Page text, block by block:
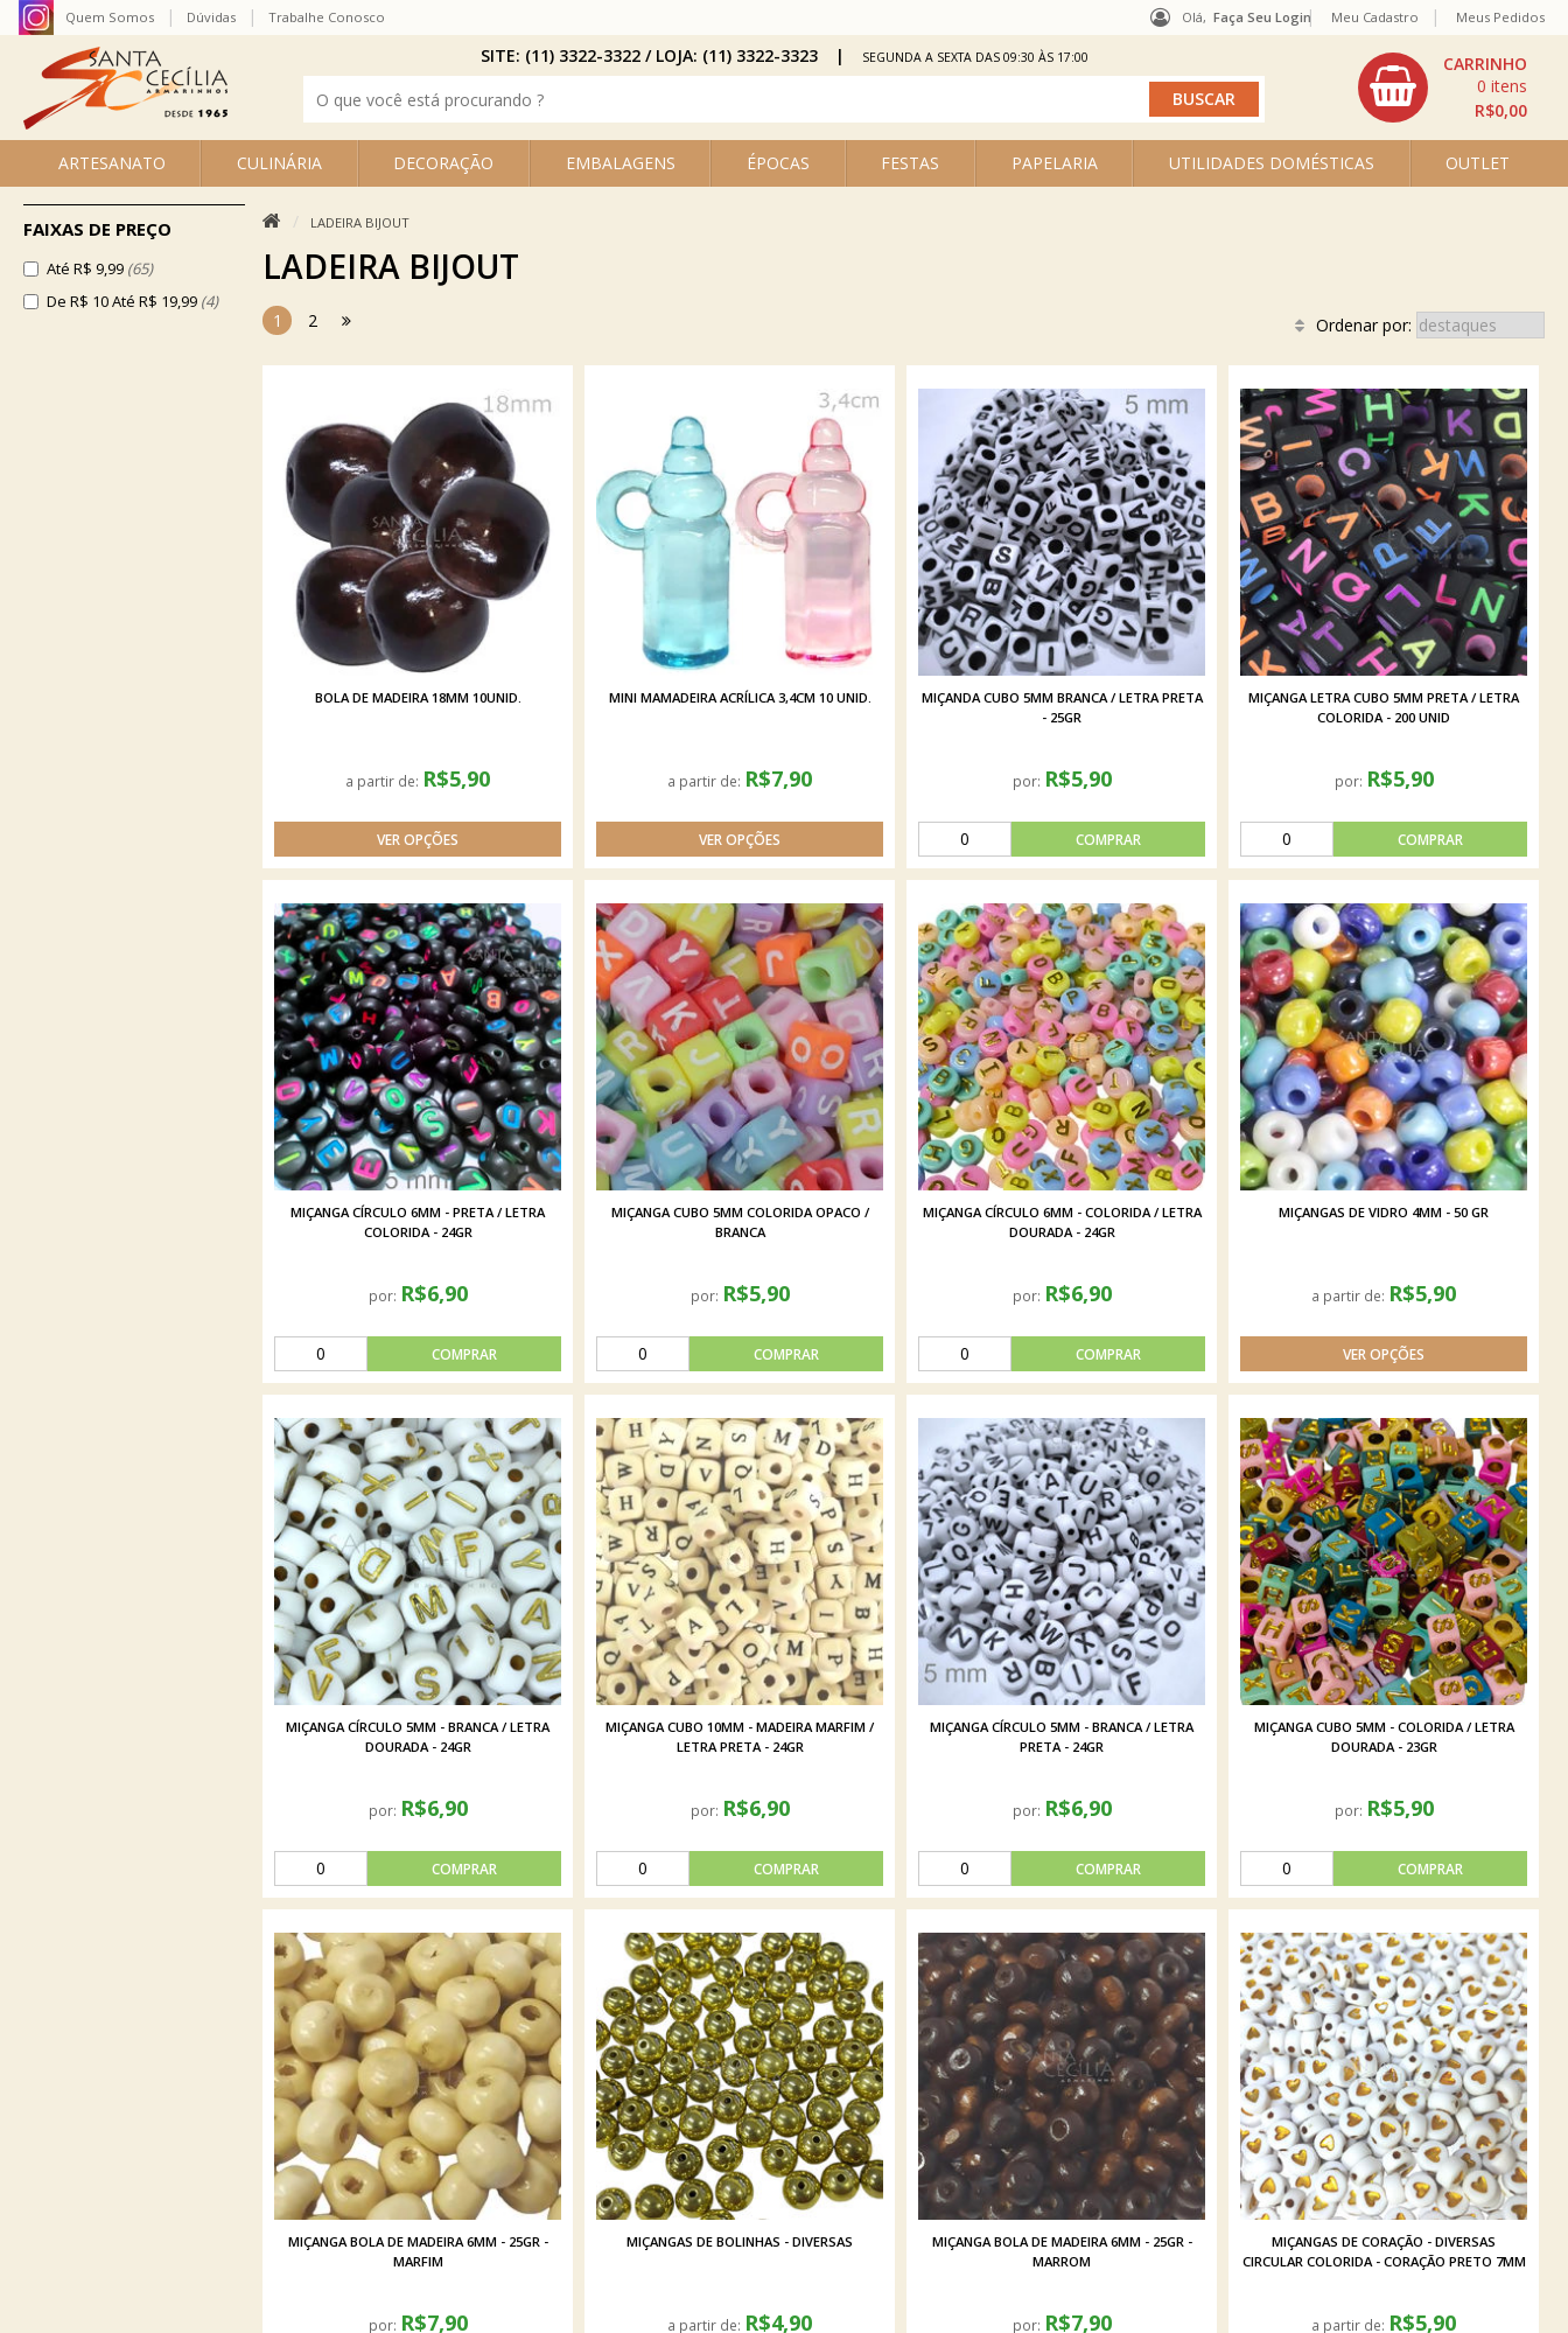
Olá, Faça Seu Login
ARTESANATO CULINÁRIA DECORAÇÃO EMBALAGENS ÉPOCAS FESTAS PAPELARIA UTILIDADES DOMÉSTICAS OUTLET
R$0,00
0
Quem Somos Dúvidas Trabalhe Conosco Meu Cadastro Meus Pedidos
SITE: (11) 3322-3322 / LOJA: (11) 3322-3323 SEGUNDA A SEXTA DAS 09:30 ÀS 17:00
FAIXAS DE PREÇO
Até R$ 9,99 (65)
De R$ 10 Até R$ 19,99 (4)
LADEIRA BIJOUT
LADEIRA BIJOUT
Ordenar por:
1 2
BOLA DE MADEIRA 18MM 10UNID.
a partir de: R$5,90
MINI MAMADEIRA ACRÍLICA 3,4CM 10 UNID.
a partir de: R$7,90
MIÇANDA CUBO 5MM BRANCA / LETRA PRETA
- 25GR
por: R$5,90
MIÇANGA LETRA CUBO 5MM PRETA / LETRA
COLORIDA - 200 UNID
por: R$5,90
MIÇANGA CÍRCULO 6MM - PRETA / LETRA
COLORIDA - 24GR
por: R$6,90
MIÇANGA CUBO 5MM COLORIDA OPACO /
BRANCA
por: R$5,90
MIÇANGA CÍRCULO 6MM - COLORIDA / LETRA
DOURADA - 24GR
por: R$6,90
MIÇANGAS DE VIDRO 4MM - 50 GR
a partir de: R$5,90
MIÇANGA CÍRCULO 5MM - BRANCA / LETRA
DOURADA - 24GR
por: R$6,90
MIÇANGA CUBO 10MM - MADEIRA MARFIM /
LETRA PRETA - 24GR
por: R$6,90
MIÇANGA CÍRCULO 5MM - BRANCA / LETRA
PRETA - 24GR
por: R$6,90
MIÇANGA CUBO 5MM - COLORIDA / LETRA
DOURADA - 23GR
por: R$5,90
MIÇANGA BOLA DE MADEIRA 6MM - 25GR -
MARFIM
por: R$7,90
MIÇANGAS DE BOLINHAS - DIVERSAS
a partir de: R$4,90
MIÇANGA BOLA DE MADEIRA 6MM - 25GR -
MARROM
por: R$7,90
MIÇANGAS DE CORAÇÃO - DIVERSAS
CIRCULAR COLORIDA - CORAÇÃO PRETO 7MM
a partir de: R$5,90